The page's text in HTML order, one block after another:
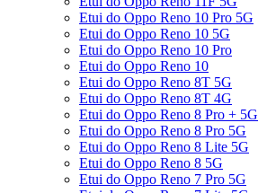
Etui do Oppo Reno 10 Pro 5G
Etui do Oppo Reno 10 5G
Etui do Oppo Reno 10 Pro
Etui do Oppo Reno 10
Etui do Oppo Reno 8T 5G
Etui do Oppo Reno 8T 4G
Etui do Oppo Reno 8 Pro + 5G
Etui do Oppo Reno 8 Pro 5G
Etui do Oppo Reno 8 Lite 5G
Etui do Oppo Reno 8 5G
Etui do Oppo Reno 7 Pro 5G